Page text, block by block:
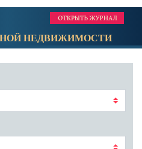
НЕДВИЖИМОСТИ